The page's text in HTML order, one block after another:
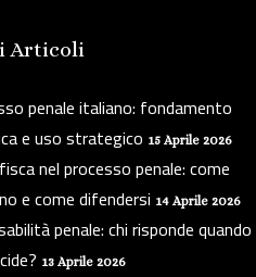
Articoli
penale italiano: fondamento
e uso strategico 15 Aprile 2026
nel processo penale: come
e come difendersi 14 Aprile 2026
penale: chi risponde quando
13 Aprile 2026